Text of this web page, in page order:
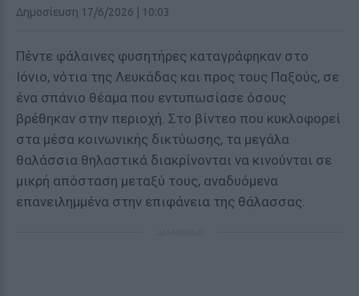
Δημοσίευση 17/6/2026 | 10:03
Πέντε φάλαινες φυσητήρες καταγράφηκαν στο
Ιόνιο, νότια της Λευκάδας και προς τους Παξούς, σε
ένα σπάνιο θέαμα που εντυπωσίασε όσους
βρέθηκαν στην περιοχή. Στο βίντεο που κυκλοφορεί
στα μέσα κοινωνικής δικτύωσης, τα μεγάλα
θαλάσσια θηλαστικά διακρίνονται να κινούνται σε
μικρή απόσταση μεταξύ τους, αναδυόμενα
επανειλημμένα στην επιφάνεια της θάλασσας.